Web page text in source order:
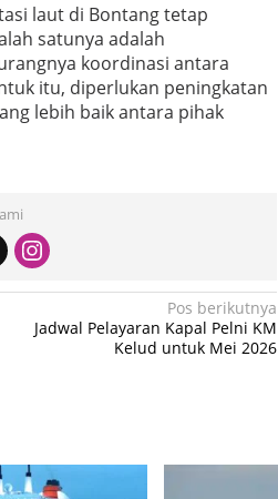
laut di Bontang tetap
satunya adalah
koordinasi antara
itu, diperlukan peningkatan
lebih baik antara pihak
Pos berikutnya
Jadwal Pelayaran Kapal Pelni KM
Kelud untuk Mei 2026